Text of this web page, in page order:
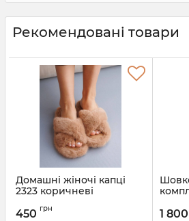
Рекомендовані товари
Домашні жіночі капці
2323 коричневі
450 грн
Артикул:
1 800